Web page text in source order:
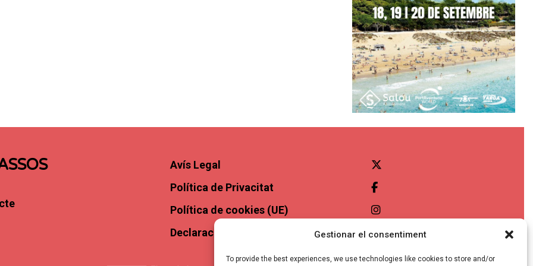
Gestionar el consentiment
To provide the best experiences, we use technologies like cookies to store and/or
Avís Legal
Política de Privacitat
Política de cookies (UE)
Declaració d’Accessibilitat